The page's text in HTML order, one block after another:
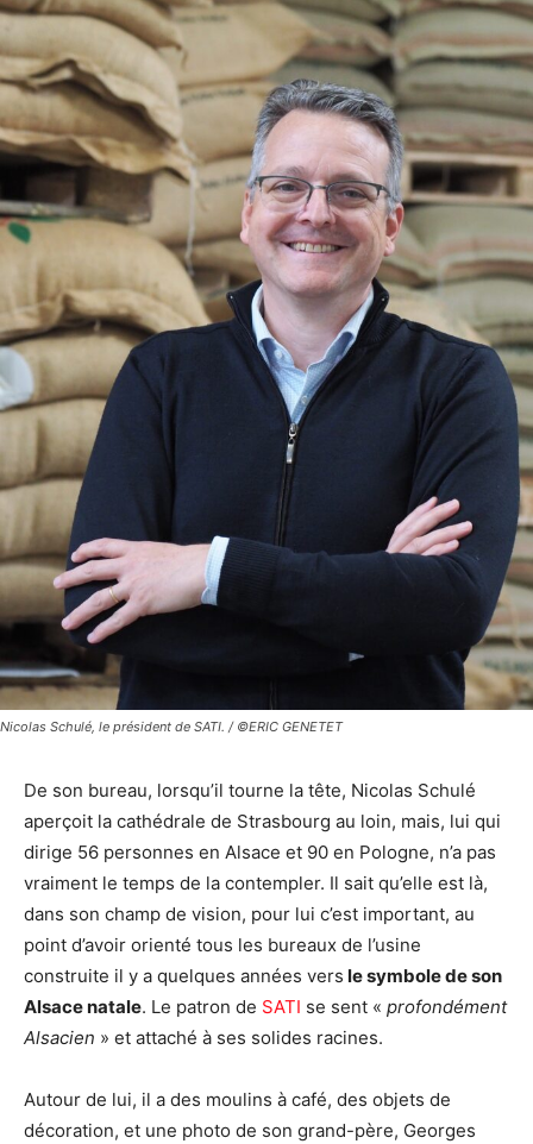
Nicolas Schulé, le président de SATI. / ©ERIC GENETET
De son bureau, lorsqu’il tourne la tête, Nicolas Schulé
aperçoit la cathédrale de Strasbourg au loin, mais, lui qui
dirige 56 personnes en Alsace et 90 en Pologne, n’a pas
vraiment le temps de la contempler. Il sait qu’elle est là,
dans son champ de vision, pour lui c’est important, au
point d’avoir orienté tous les bureaux de l’usine
construite il y a quelques années vers le symbole de son
Alsace natale. Le patron de SATI se sent « profondément
Alsacien » et attaché à ses solides racines.
Autour de lui, il a des moulins à café, des objets de
décoration, et une photo de son grand-père, Georges